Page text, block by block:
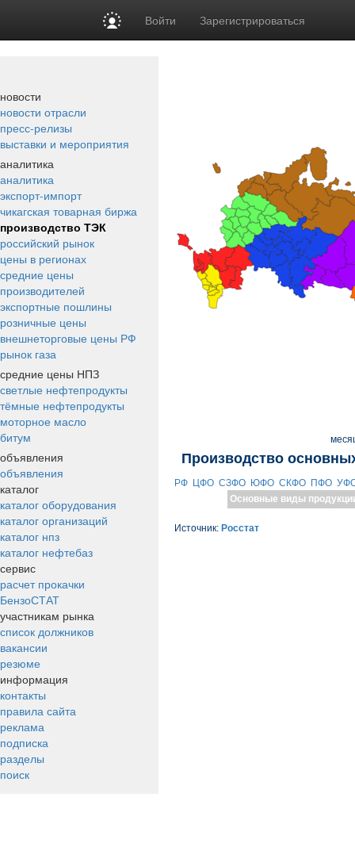
Войти Зарегистрироваться
новости
новости отрасли
пресс-релизы
выставки и мероприятия
аналитика
аналитика
экспорт-импорт
чикагская товарная биржа
производство ТЭК
российский рынок
цены в регионах
средние цены
производителей
экспортные пошлины
розничные цены
внешнеторговые цены РФ
рынок газа
средние цены НПЗ
светлые нефтепродукты
тёмные нефтепродукты
моторное масло
битум
объявления
объявления
каталог
каталог оборудования
каталог организаций
каталог нпз
каталог нефтебаз
сервис
расчет прокачки
БензоСТАТ
участникам рынка
список должников
вакансии
резюме
информация
контакты
правила сайта
реклама
подписка
разделы
поиск
Производство
РФ ЦФО СЗФО ЮФО СКФО ПФО
Основные виды
Источник: Росстат